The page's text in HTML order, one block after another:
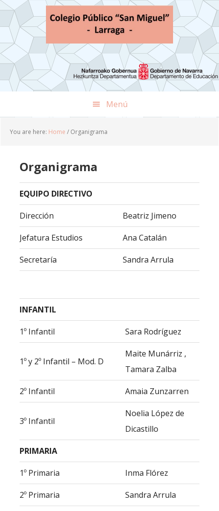
Skip
primary
navigation
Skip
main
content
Skip
footer
Menú
You are here: Home / Organigrama
Organigrama
EQUIPO DIRECTIVO
Dirección Beatriz Jimeno
Jefatura Estudios Ana Catalán
Secretaría Sandra Arrula
INFANTIL
1º Infantil Sara Rodríguez
1º y 2º Infantil – Mod. D
Maite Munárriz ,
Tamara Zalba
2º Infantil Amaia Zunzarren
3º Infantil
Noelia López de
Dicastillo
PRIMARIA
1º Primaria Inma Flórez
2º Primaria Sandra Arrula